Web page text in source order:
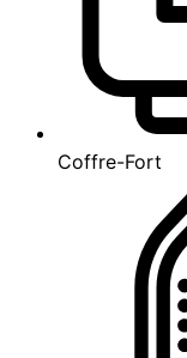
Coffre-Fort